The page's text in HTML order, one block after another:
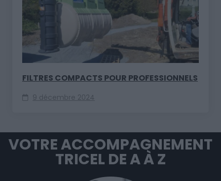
FILTRES COMPACTS POUR PROFESSIONNELS
9 décembre 2024
VOTRE ACCOMPAGNEMENT
TRICEL DE A À Z